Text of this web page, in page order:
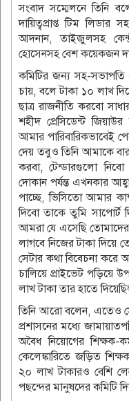
‎সংবাদ সম্মেলনে তিনি
দায়িত্বপ্রাপ্ত টিম
আদনান, তাইজুলসহ
হোসেনসহ বেশ কয়েকজন
‎কমিটির জন্য সহ-
চায়, বলে টাকা ১০ লাখ
ছাত্র রাজনীতি করবো
শহীদ প্রেসিডেন্ট
আমার পারিবারিকভাবেই
দেয় তবুও তিনি আমাকে
করবা, টেন্ডারগুলো নিবো
দোকান পর্যন্ত এখনকার
পাচ্ছে, ভিসিতো আমার
দিবো তাকে তুমি সাপোর্ট
আমরা যে এসেছি
লাগবে নিজের টাকা দিয়ে
সেটার কথা বিবেচনা করে
চালিয়ে প্রাইভেট পড়িয়ে
লাখ টাকা তার হাতে
তিনি আরো বলেন, এতেও সে
প্রশাসনের মধ্যে
অবৈধ নিয়োগের শিক্ষক-
কেলেঙ্কারিতে জড়িত
২০ লাখ টাকারও বেশি
পছন্দের মানুষদের কমিটি